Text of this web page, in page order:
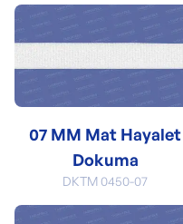
07 MM Mat Hayalet
Dokuma
DKTM 0450-07